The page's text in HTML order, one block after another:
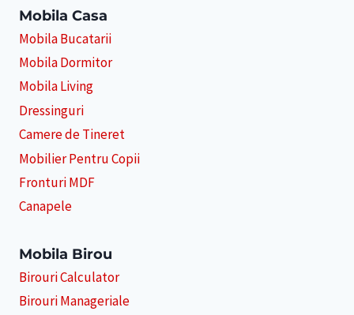
Mobila Casa
Mobila Bucatarii
Mobila Dormitor
Mobila Living
Dressinguri
Camere de Tineret
Mobilier Pentru Copii
Fronturi MDF
Canapele
Mobila Birou
Birouri Calculator
Birouri Manageriale